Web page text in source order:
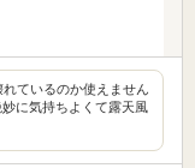
ているのか使えません
に気持ちよくて露天風